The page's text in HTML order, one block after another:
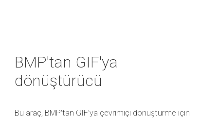
BMP'tan GIF'ya
dönüştürücü
Bu araç, BMP'tan GIF'ya çevrimiçi dönüştürme için